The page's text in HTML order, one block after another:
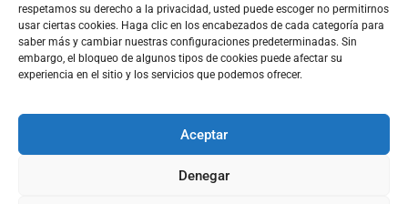
respetamos su derecho a la privacidad, usted puede escoger no permitirnos
usar ciertas cookies. Haga clic en los encabezados de cada categoría para
saber más y cambiar nuestras configuraciones predeterminadas. Sin
embargo, el bloqueo de algunos tipos de cookies puede afectar su
experiencia en el sitio y los servicios que podemos ofrecer.
Aceptar
Denegar
687 65 67 39
Política de Privacidad
reservados. Desarrollado por